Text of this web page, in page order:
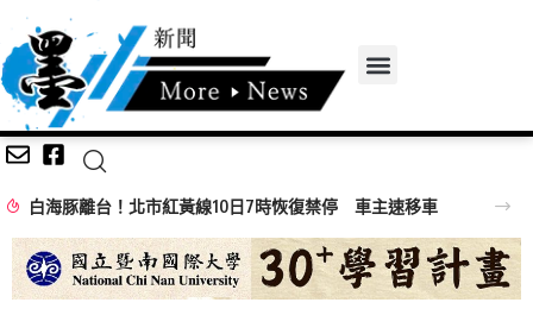
白海豚離台！北市紅黃線10日7時恢復禁停 車主速移車